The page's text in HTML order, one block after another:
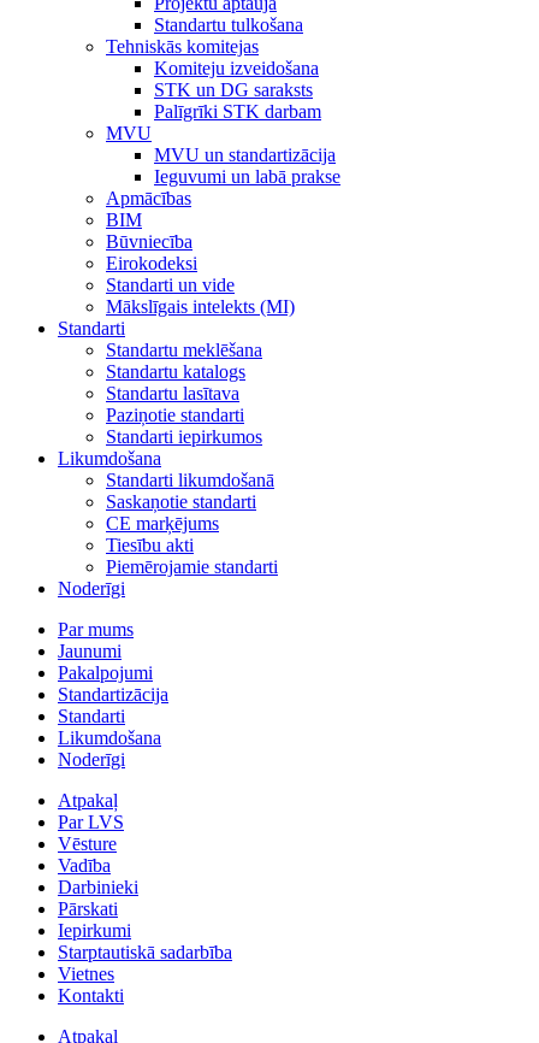
Standartu tulkošana
Tehniskās komitejas
Komiteju izveidošana
STK un DG saraksts
Palīgrīki STK darbam
MVU
MVU un standartizācija
Ieguvumi un labā prakse
Apmācības
BIM
Būvniecība
Eirokodeksi
Standarti un vide
Mākslīgais intelekts (MI)
Standarti
Standartu meklēšana
Standartu katalogs
Standartu lasītava
Paziņotie standarti
Standarti iepirkumos
Likumdošana
Standarti likumdošanā
Saskaņotie standarti
CE marķējums
Tiesību akti
Piemērojamie standarti
Noderīgi
Par mums
Jaunumi
Pakalpojumi
Standartizācija
Standarti
Likumdošana
Noderīgi
Atpakaļ
Par LVS
Vēsture
Vadība
Darbinieki
Pārskati
Iepirkumi
Starptautiskā sadarbība
Vietnes
Kontakti
Atpakaļ